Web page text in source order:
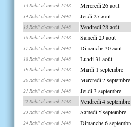
13 Rabi' al-awwal 1448 Mercredi 26 août
14 Rabi' al-awwal 1448 Jeudi 27 août
15 Rabi' al-awwal 1448 Vendredi 28 août
16 Rabi' al-awwal 1448 Samedi 29 août
17 Rabi' al-awwal 1448 Dimanche 30 août
18 Rabi' al-awwal 1448 Lundi 31 août
19 Rabi' al-awwal 1448 Mardi 1 septembre
20 Rabi' al-awwal 1448 Mercredi 2 septembre
21 Rabi' al-awwal 1448 Jeudi 3 septembre
22 Rabi' al-awwal 1448 Vendredi 4 septembre
23 Rabi' al-awwal 1448 Samedi 5 septembre
24 Rabi' al-awwal 1448 Dimanche 6